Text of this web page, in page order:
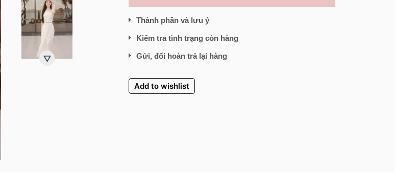
Thành phần và lưu ý
Kiểm tra tình trạng còn hàng
Gửi, đổi hoàn trả lại hàng
Add to wishlist